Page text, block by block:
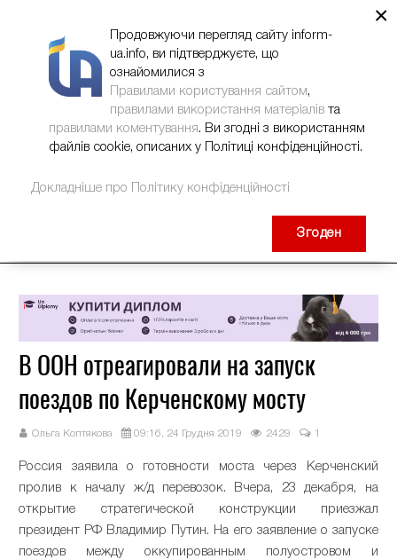
В ООН отреагировали на запуск
поездов по Керченскому мосту
Ольга Коптякова 09:16, 24 Грудня 2019 2429 1
Россия заявила о готовности моста через Керченский
пролив к началу ж/д перевозок. Вчера, 23 декабря, на
открытие стратегической конструкции приезжал
президент РФ Владимир Путин. На его заявление о запуске
поездов между оккупированным полуостровом и
×
Продовжуючи перегляд сайту inform-
ua.info, ви підтверджуєте, що
ознайомилися з
Правилами користування сайтом,
правилами використання матеріалів та
правилами коментування. Ви згодні з використанням
файлів cookie, описаних у Політиці конфіденційності.
Докладніше про Політику конфіденційності
Згоден